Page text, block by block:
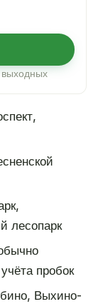
лесопарк
пробок
Выхино-